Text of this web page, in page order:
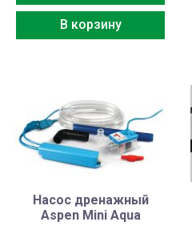
В корзину
Насос дренажный
Aspen Mini Aqua